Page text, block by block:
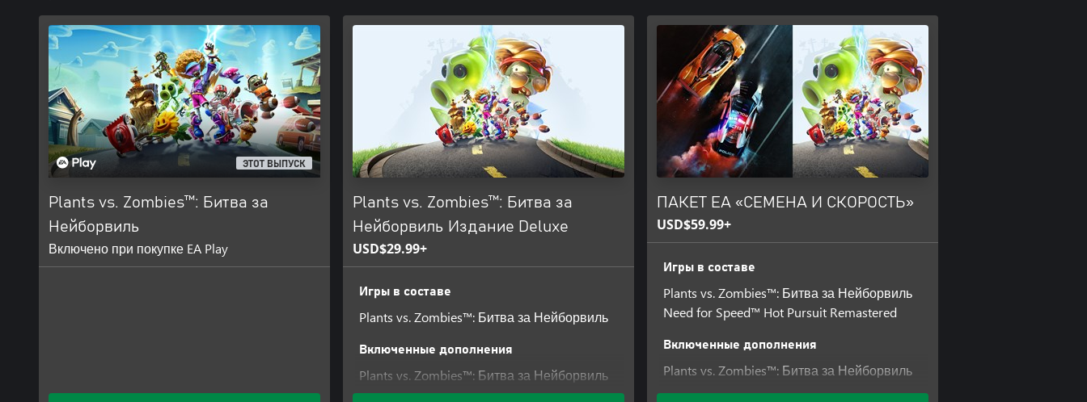
ЭТОТ ВЫПУСК
Plants vs. Zombies™: Битва за
Нейборвиль
Включено при покупке EA Play
Plants vs. Zombies™: Битва за
Нейборвиль Издание Deluxe
USD$29.99+
Игры в составе
Plants vs. Zombies™: Битва за Нейборвиль
Включенные дополнения
Plants vs. Zombies™: Битва за Нейборвиль
Улучшение до Deluxe
ПАКЕТ EA «СЕМЕНА И СКОРОСТЬ»
USD$59.99+
Игры в составе
Plants vs. Zombies™: Битва за Нейборвиль
Need for Speed™ Hot Pursuit Remastered
Включенные дополнения
Plants vs. Zombies™: Битва за Нейборвиль
Улучшение до Deluxe